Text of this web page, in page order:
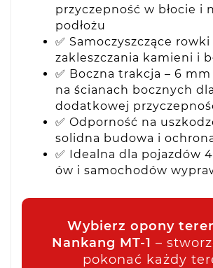
przyczepność w błocie i
podłożu
✅ Samoczyszczące
zakleszczania kamieni i
✅ Boczna trakcja – 6
na ścianach bocznych dla
dodatkowej
✅ Odporność na
solidna budowa i
✅ Idealna dla pojazdów
ów i samochodów
Wybierz opony
Nankang MT-1 –
pokonać każdy